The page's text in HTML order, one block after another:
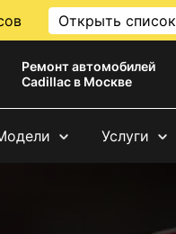
Открыть список
Ремонт автомобилей
Cadillac в Москве
Услуги